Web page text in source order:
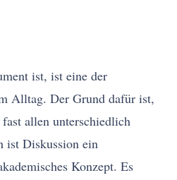
ist, ist eine der
Alltag. Der Grund dafür ist,
allen unterschiedlich
ist Diskussion ein
Konzept. Es